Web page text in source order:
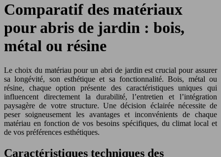
Comparatif des matériaux
pour abris de jardin : bois,
métal ou résine
Le choix du matériau pour un abri de jardin est crucial pour assurer
sa longévité, son esthétique et sa fonctionnalité. Bois, métal ou
résine, chaque option présente des caractéristiques uniques qui
influencent directement la durabilité, l’entretien et l’intégration
paysagère de votre structure. Une décision éclairée nécessite de
peser soigneusement les avantages et inconvénients de chaque
matériau en fonction de vos besoins spécifiques, du climat local et
de vos préférences esthétiques.
Caractéristiques techniques des